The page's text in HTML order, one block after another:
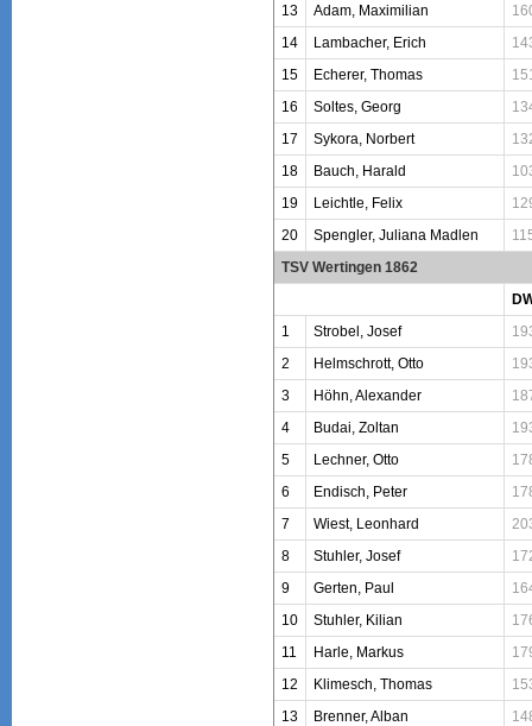
13
Adam, Maximilian
14
Lambacher, Erich
15
Echerer, Thomas
16
Soltes, Georg
17
Sykora, Norbert
18
Bauch, Harald
19
Leichtle, Felix
20
Spengler, Juliana Madlen
TSV Wertingen 1862
1
Strobel, Josef
2
Helmschrott, Otto
3
Höhn, Alexander
4
Budai, Zoltan
5
Lechner, Otto
6
Endisch, Peter
7
Wiest, Leonhard
8
Stuhler, Josef
9
Gerten, Paul
10
Stuhler, Kilian
11
Harle, Markus
12
Klimesch, Thomas
13
Brenner, Alban